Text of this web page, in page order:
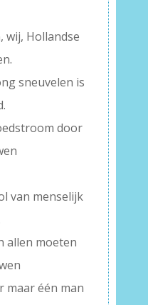
wij, Hollandse
sneuvelen is
door
van menselijk
allen moeten
maar één man